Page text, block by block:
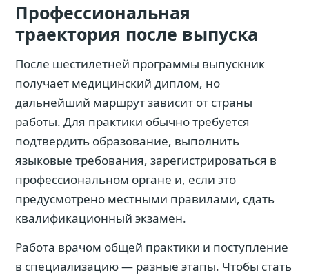
Профессиональная
траектория после выпуска
После шестилетней программы выпускник
получает медицинский диплом, но
дальнейший маршрут зависит от страны
работы. Для практики обычно требуется
подтвердить образование, выполнить
языковые требования, зарегистрироваться в
профессиональном органе и, если это
предусмотрено местными правилами, сдать
квалификационный экзамен.
Работа врачом общей практики и поступление
в специализацию — разные этапы. Чтобы стать